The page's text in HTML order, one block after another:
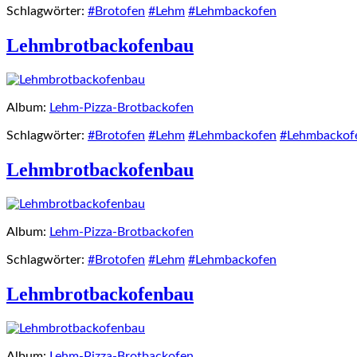
Schlagwörter: #Brotofen #Lehm #Lehmbackofen
Lehmbrotbackofenbau
Album: Lehm-Pizza-Brotbackofen
Schlagwörter: #Brotofen #Lehm #Lehmbackofen
Lehmbrotbackofenbau
Album: Lehm-Pizza-Brotbackofen
Schlagwörter: #Brotofen #Lehm #Lehmbackofen
Lehmbrotbackofenbau